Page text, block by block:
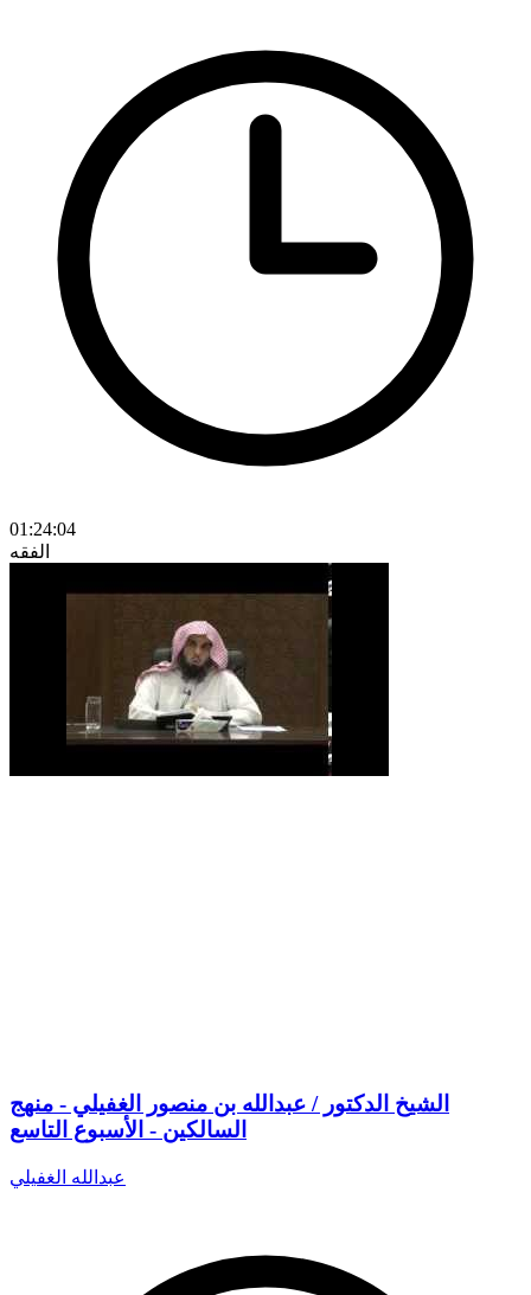
01:24:04
الفقه
الشيخ الدكتور / عبدالله بن منصور الغفيلي - منهج
السالكين - الأسبوع التاسع
عبدالله الغفيلي